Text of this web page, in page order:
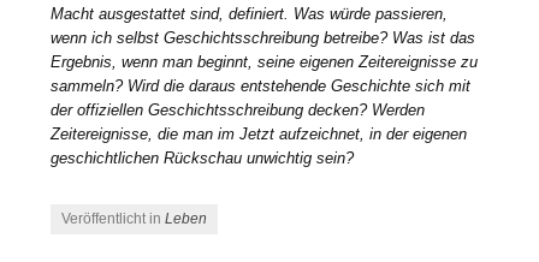
Macht ausgestattet sind, definiert. Was würde passieren,
wenn ich selbst Geschichtsschreibung betreibe? Was ist das
Ergebnis, wenn man beginnt, seine eigenen Zeitereignisse zu
sammeln? Wird die daraus entstehende Geschichte sich mit
der offiziellen Geschichtsschreibung decken? Werden
Zeitereignisse, die man im Jetzt aufzeichnet, in der eigenen
geschichtlichen Rückschau unwichtig sein?
Veröffentlicht inLeben